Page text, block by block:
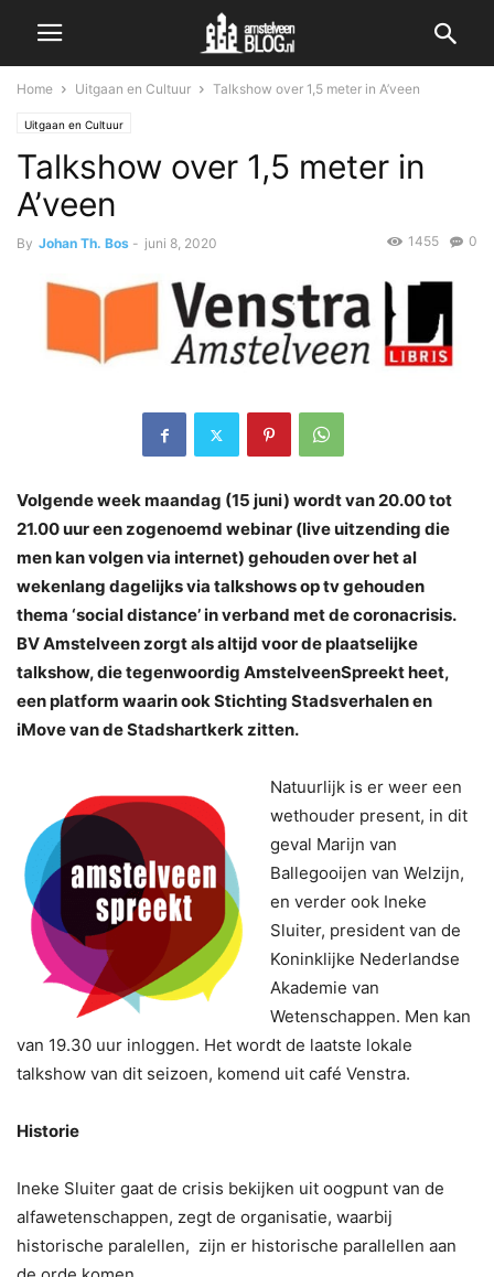
Home Uitgaan en Cultuur Talkshow over 1,5 meter in A’veen
Uitgaan en Cultuur
Talkshow over 1,5 meter in
A’veen
By Johan Th. Bos - juni 8, 2020 0
1455
Volgende week maandag (15 juni) wordt van 20.00 tot
21.00 uur een zogenoemd webinar (live uitzending die
men kan volgen via internet) gehouden over het al
wekenlang dagelijks via talkshows op tv gehouden
thema ‘social distance’ in verband met de coronacrisis.
BV Amstelveen zorgt als altijd voor de plaatselijke
talkshow, die tegenwoordig AmstelveenSpreekt heet,
een platform waarin ook Stichting Stadsverhalen en
iMove van de Stadshartkerk zitten.
Natuurlijk is er weer een
wethouder present, in dit
geval Marijn van
Ballegooijen van Welzijn,
en verder ook Ineke
Sluiter, president van de
Koninklijke Nederlandse
Akademie van
Wetenschappen. Men kan
van 19.30 uur inloggen. Het wordt de laatste lokale
talkshow van dit seizoen, komend uit café Venstra.
Historie
Ineke Sluiter gaat de crisis bekijken uit oogpunt van de
alfawetenschappen, zegt de organisatie, waarbij
historische paralellen, zijn er historische parallellen aan